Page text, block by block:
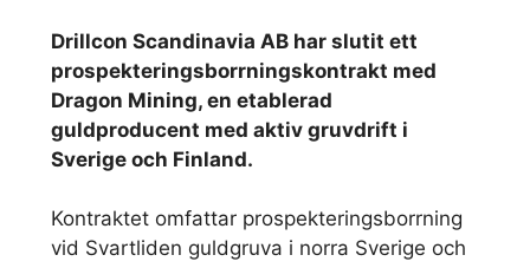
Drillcon Scandinavia AB har slutit ett
prospekteringsborrningskontrakt med
Dragon Mining, en etablerad
guldproducent med aktiv gruvdrift i
Sverige och Finland.
Kontraktet omfattar prospekteringsborrning
vid Svartliden guldgruva i norra Sverige och